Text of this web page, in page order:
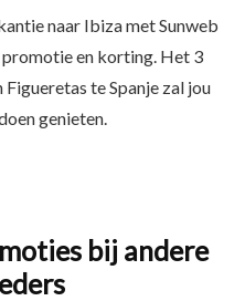
naar Ibiza met Sunweb
en korting. Het 3
te Spanje zal jou
genieten.
bij andere